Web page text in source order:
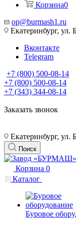
Корзина0
op@burmash1.ru
Екатеринбург, ул.
Вконтакте
Telegram
+7 (800) 500-08-14
+7 (800) 500-08-14
+7 (343) 344-08-14
Заказать звонок
Екатеринбург, ул.
Поиск
Корзина 0
Каталог
Буровое